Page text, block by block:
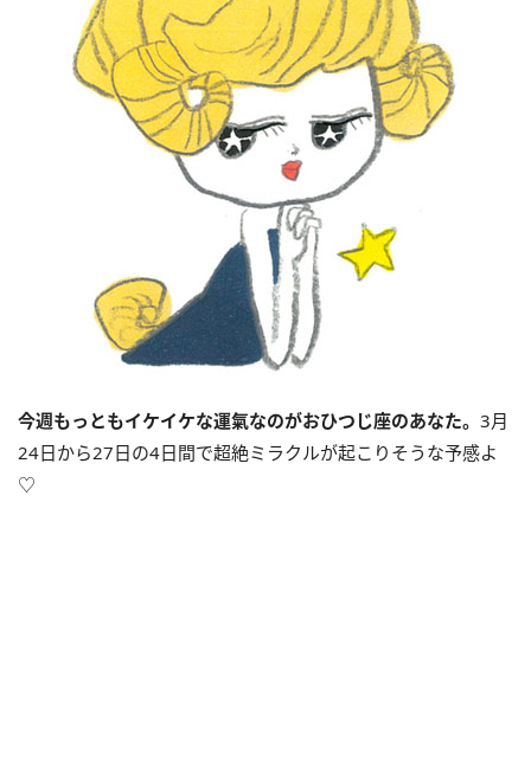
今週もっともイケイケな運氣なのがおひつじ座のあなた。 3月
24日から27日の4日間で超絶ミラクルが起こりそうな予感よ
♡